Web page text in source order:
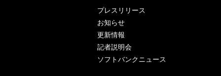
プレスリリース
お知らせ
更新情報
記者説明会
ソフトバンクニュース